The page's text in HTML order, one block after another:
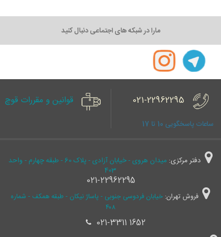
مارا در شبکه های اجتماعی دنبال کنید
021-22962295
ساعات پاسخگویی 10 تا 17
قوانین و مقررات قوچ
دفتر مرکزی:
میدان هروی - خیابان آزادی - پلاک 60 - طبقه چهارم - واحد
403
021-22962295
فروش تهران: خیابان فردوسی جنوبی - پاساژ نیکان - طبقه همکف - شماره
۴۰۸
021-3311 1652